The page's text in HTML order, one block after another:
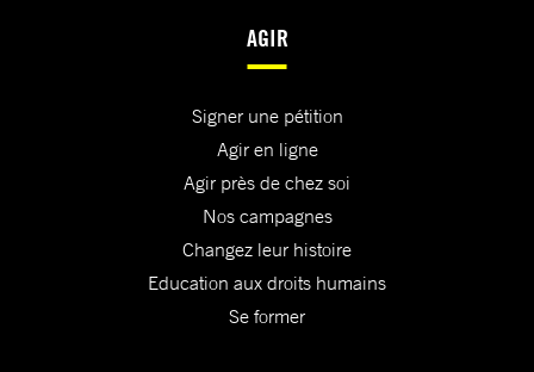
AGIR
Signer une pétition
Agir en ligne
Agir près de chez soi
Nos campagnes
Changez leur histoire
Education aux droits humains
Se former